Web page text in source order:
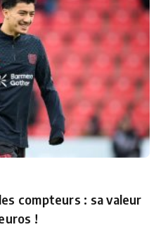
compteurs : sa valeur
!